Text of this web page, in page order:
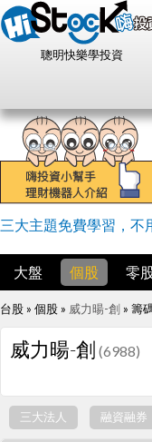
聰明快樂學投資
三大主題免費學習，不
大盤 個股 零
台股 » 個股 » 威力暘-創 » 籌
威力暘-創 (6988)
三大法人 融資融券